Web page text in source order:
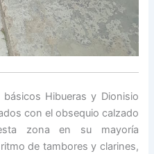
Hibueras y Dionisio
con el obsequio calzado
zona en su mayoría
de tambores y clarines,